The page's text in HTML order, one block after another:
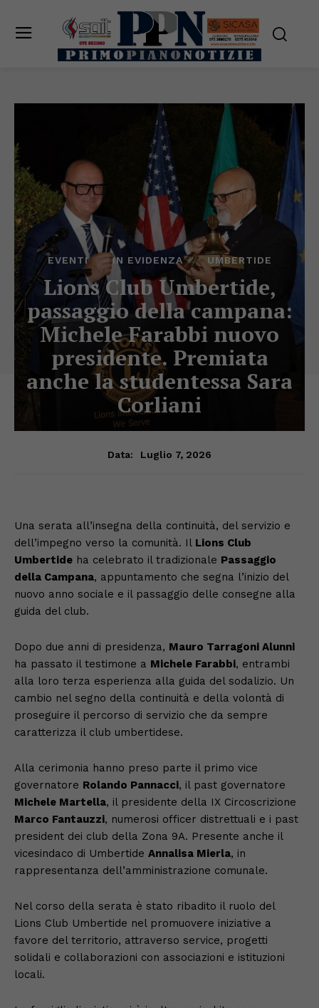
EVENTI IN EVIDENZA UMBERTIDE
Lions Club Umbertide,
passaggio della campana:
Michele Farabbi nuovo
presidente. Premiata
anche la studentessa Sara
Corliani
Data: Luglio 7, 2026
Una serata all’insegna della continuità, del servizio e
dell’impegno verso la comunità. Il Lions Club
Umbertide ha celebrato il tradizionale Passaggio
della Campana, appuntamento che segna l’inizio del
nuovo anno sociale e il passaggio delle consegne alla
guida del club.
Dopo due anni di presidenza, Mauro Tarragoni Alunni
ha passato il testimone a Michele Farabbi, entrambi
alla loro terza esperienza alla guida del sodalizio. Un
cambio nel segno della continuità e della volontà di
proseguire il percorso di servizio che da sempre
caratterizza il club umbertidese.
Alla cerimonia hanno preso parte il primo vice
governatore Rolando Pannacci, il past governatore
Michele Martella, il presidente della IX Circoscrizione
Marco Fantauzzi, numerosi officer distrettuali e i past
president dei club della Zona 9A. Presente anche il
vicesindaco di Umbertide Annalisa Mierla, in
rappresentanza dell’amministrazione comunale.
Nel corso della serata è stato ribadito il ruolo del
Lions Club Umbertide nel promuovere iniziative a
favore del territorio, attraverso service, progetti
solidali e collaborazioni con associazioni e istituzioni
locali.